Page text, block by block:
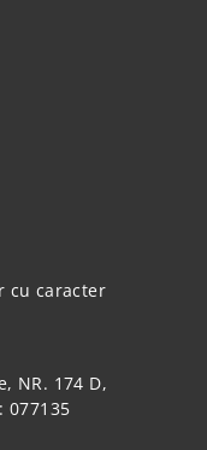
cu caracter
NR. 174 D,
077135